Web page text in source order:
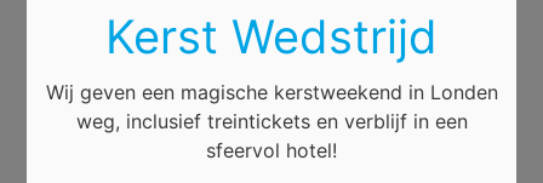
Kerst Wedstrijd
Wij geven een magische kerstweekend in Londen
weg, inclusief treintickets en verblijf in een
sfeervol hotel!